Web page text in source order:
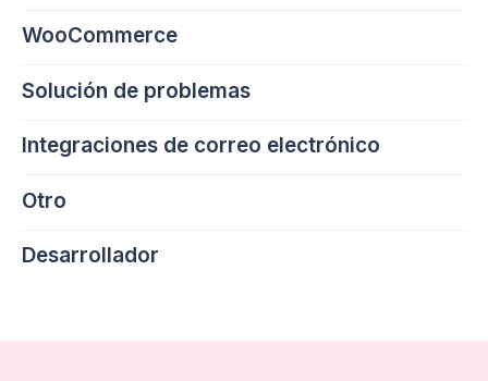
WooCommerce
Solución de problemas
Integraciones de correo electrónico
Otro
Desarrollador